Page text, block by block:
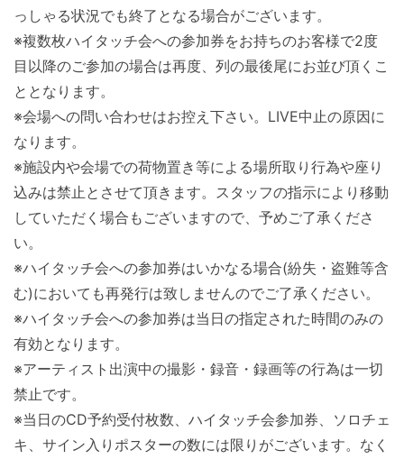
っしゃる状況でも終了となる場合がございます。
※複数枚ハイタッチ会への参加券をお持ちのお客様で2度
目以降のご参加の場合は再度、列の最後尾にお並び頂くこ
ととなります。
※会場への問い合わせはお控え下さい。LIVE中止の原因に
なります。
※施設内や会場での荷物置き等による場所取り行為や座り
込みは禁止とさせて頂きます。スタッフの指示により移動
していただく場合もございますので、予めご了承くださ
い。
※ハイタッチ会への参加券はいかなる場合(紛失・盗難等含
む)においても再発行は致しませんのでご了承ください。
※ハイタッチ会への参加券は当日の指定された時間のみの
有効となります。
※アーティスト出演中の撮影・録音・録画等の行為は一切
禁止です。
※当日のCD予約受付枚数、ハイタッチ会参加券、ソロチェ
キ、サイン入りポスターの数には限りがございます。なく